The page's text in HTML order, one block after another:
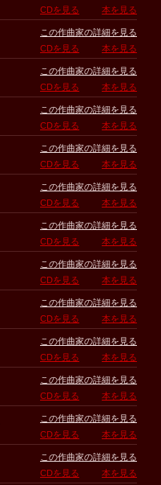
CDを見る
本を見る
この作曲家の詳細を見る
CDを見る
本を見る
この作曲家の詳細を見る
CDを見る
本を見る
この作曲家の詳細を見る
CDを見る
本を見る
この作曲家の詳細を見る
CDを見る
本を見る
この作曲家の詳細を見る
CDを見る
本を見る
この作曲家の詳細を見る
CDを見る
本を見る
この作曲家の詳細を見る
CDを見る
本を見る
この作曲家の詳細を見る
CDを見る
本を見る
この作曲家の詳細を見る
CDを見る
本を見る
この作曲家の詳細を見る
CDを見る
本を見る
この作曲家の詳細を見る
CDを見る
本を見る
この作曲家の詳細を見る
CDを見る
本を見る